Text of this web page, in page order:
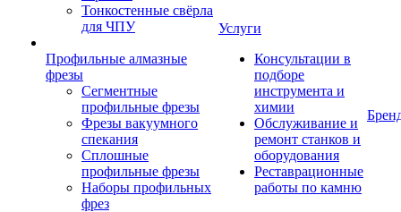
Тонкостенные свёрла
для ЧПУ
Профильные алмазные
фрезы
Сегментные
профильные фрезы
Фрезы вакуумного
спекания
Сплошные
профильные фрезы
Наборы профильных
фрез
Услуги
Консультации в
подборе
инструмента и
химии
Обслуживание и
ремонт станков и
оборудования
Реставрационные
работы по камню